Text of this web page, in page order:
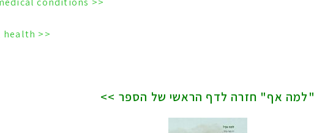
<< Mouth breathing & dental health
"למה אף" חזרה לדף הראשי של הספר >>